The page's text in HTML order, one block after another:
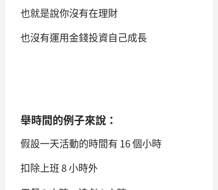
也就是說你沒有在理財
也沒有運用金錢投資自己成長
舉時間的例子來說：
假設一天活動的時間有 16 個小時
扣除上班 8 小時外